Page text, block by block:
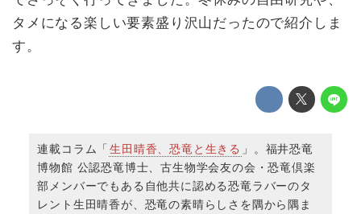
タメになる楽しい要素盛り沢山だったので紹介しま
す。
連載コラム「生田晴香、恐竜と生きる 」。福井恐竜
博物館 公認恐竜博士、古生物学会友の会・恐竜倶楽
部メンバーでもある自他共に認める恐竜ラバーのタ
レント生田晴香が、恐竜の素晴らしさを隅から隅ま